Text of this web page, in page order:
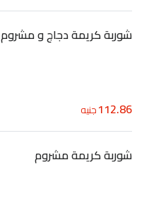
شوربة كريمة دجاج و مشروم
112.86جنيه
شوربة كريمة مشروم